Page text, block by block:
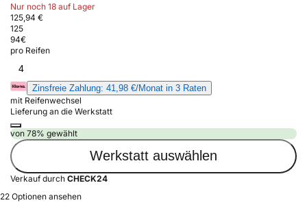
Nur noch 18 auf Lager
125,94 €
125
94€
pro Reifen
4
Zinsfreie Zahlung: 41,98 €/Monat in 3 Raten
mit Reifenwechsel
Lieferung an die Werkstatt
von 78% gewählt
Werkstatt auswählen
Verkauf durch CHECK24
22 Optionen ansehen